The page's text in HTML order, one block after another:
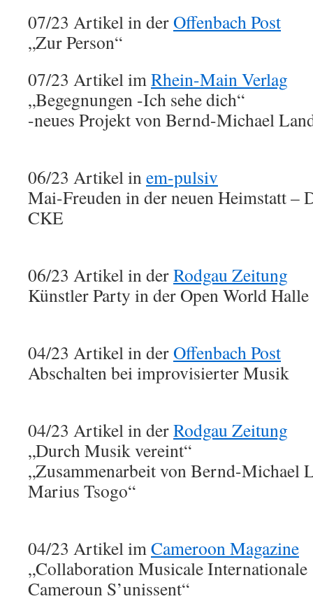
07/23 Artikel in derOffenbach Post
„Zur Person“
07/23 Artikel imRhein-Main Verlag
„Begegnungen -Ich sehe dich“
-neues Projekt von Bernd-Michael
06/23 Artikel inem-pulsiv
Mai-Freuden in der neuen Heimstatt –
CKE
06/23 Artikel in derRodgau Zeitung
Künstler Party in der Open World Halle
04/23 Artikel in derOffenbach Post
Abschalten bei improvisierter Musik
04/23 Artikel in derRodgau Zeitung
„Durch Musik vereint“
„Zusammenarbeit von Bernd-Michael
Marius Tsogo“
04/23 Artikel imCameroon Magazine
„Collaboration Musicale Internationale
Cameroun S’unissent“